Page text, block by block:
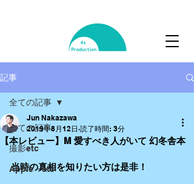
記事
全ての記事
撮影etc
Apple etc
全ての記事
【本レビュー】M 愛すべき人がいて 幻冬舎本
Jun Nakazawa
2019年8月12日 読了時間: 3分
当時の真相を知りたい方は是非！